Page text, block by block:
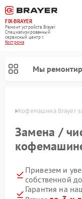
FIX-BRAYER
Ремонт устройств Brayer
Специализированный
cервисный центр г.
Кострома
Мы
Кофемашина Brayer
Замена /
Привезем и
собственной
Гарантия на